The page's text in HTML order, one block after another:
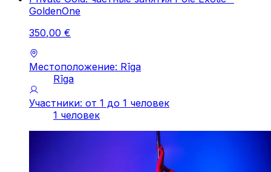
GoldenOne
350,00 €
Местоположение: Rīga
Rīga
Участники: от 1 до 1 человек
1 человек